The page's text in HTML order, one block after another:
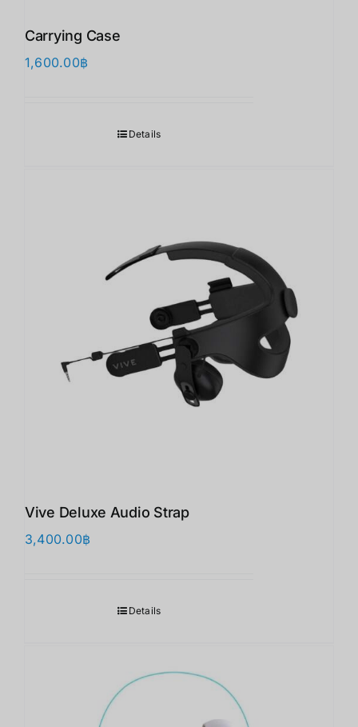
Carrying Case
1,600.00฿
Details
Vive Deluxe Audio Strap
3,400.00฿
Details